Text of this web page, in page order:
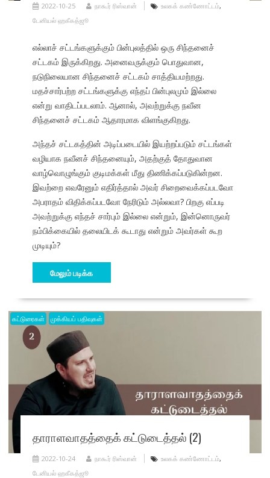
2022-10-25 நாகூர் ரிஸ்வான் உலகக் கண்ணோட்டம்,
டேனியல் ஹகீகத்ஜூ
எல்லாச் சட்டங்களுக்கும் பின்புலத்தில் ஒரு சிந்தனைச்
சட்டகம் இருக்கிறது. அனைவருக்கும் பொதுவான,
நடுநிலையான சிந்தனைச் சட்டகம் சாத்தியமற்றது.
மதச்சார்பற்ற சட்டங்களுக்கு எந்தப் பின்புலமும் இல்லை
என்று வாதிடப்படலாம். ஆனால், அவற்றுக்கு நவீன
சிந்தனைச் சட்டகம் ஆதாரமாக விளங்குகிறது.
அந்தச் சட்டகத்தின் அடிப்படையில் இயற்றப்படும் சட்டங்கள்
வழியாக நவீனச் சிந்தனையும், அதற்குத் தோதுவான
வாழ்வொழுங்கும் குடிமக்கள் மீது திணிக்கப்படுகின்றன.
இவற்றை எவரேனும் எதிர்த்தால் அவர் சிறைவைக்கப்படவோ
அபராதம் விதிக்கப்படவோ நேரிடும் அல்லவா? பிறகு எப்படி
அவற்றுக்கு எந்தச் சார்பும் இல்லை என்றும், இன்னொருவர்
நம்பிக்கையில் தலையிடக் கூடாது என்றும் அவர்கள் கூற
முடியும்?
மேலும் படிக்க
கட்டுரைகள் முக்கியப் பதிவுகள்
தாராளவாதத்தைக் கட்டுடைத்தல் (2)
2022-10-24 நாகூர் ரிஸ்வான் உலகக் கண்ணோட்டம்,
டேனியல் ஹகீகத்ஜூ